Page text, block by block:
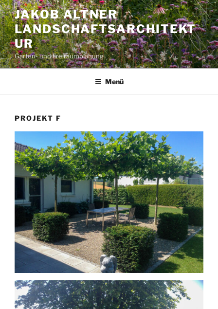
Zum
Inhalt
springen
JAKOB ALTNER
LANDSCHAFTSARCHITEKT
UR
Garten- und Freiraumplanung
Menü
PROJEKT F